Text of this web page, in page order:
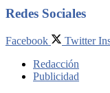
Redes Sociales
Facebook Twitter
Redacción
Publicidad